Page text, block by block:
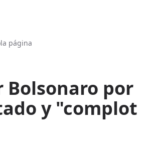
página
Bolsonaro por
y "complot